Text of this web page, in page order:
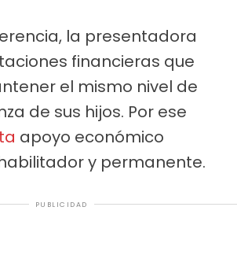
la presentadora
financieras que
el mismo nivel de
de sus hijos. Por ese
apoyo económico
y permanente.
PUBLICIDAD